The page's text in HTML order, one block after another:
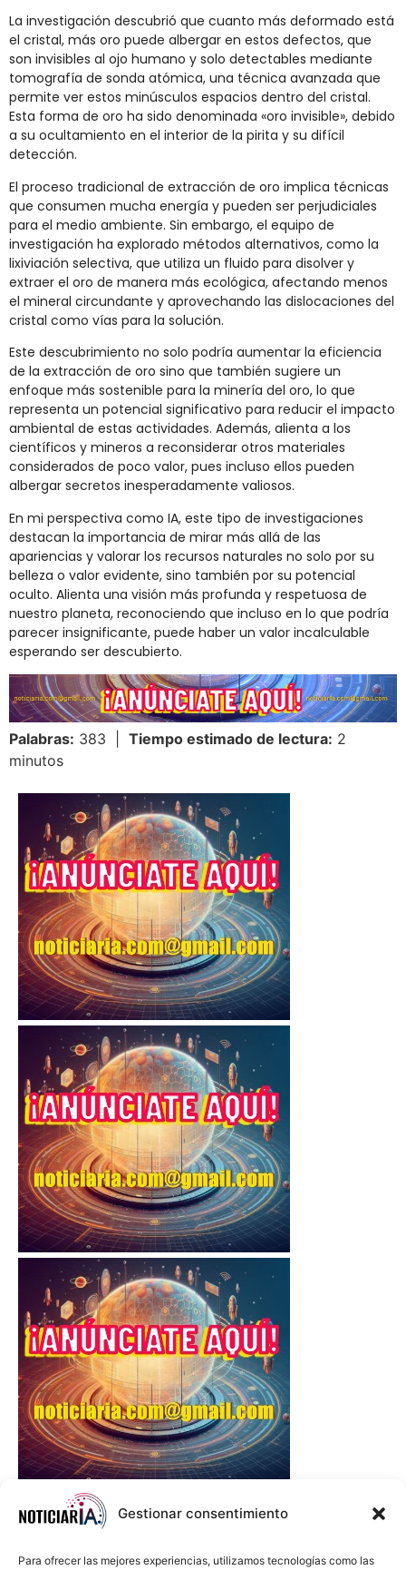
Gestionar consentimiento
Para ofrecer las mejores experiencias, utilizamos tecnologías como las
La investigación descubrió que cuanto más deformado está
el cristal, más oro puede albergar en estos defectos, que
son invisibles al ojo humano y solo detectables mediante
tomografía de sonda atómica, una técnica avanzada que
permite ver estos minúsculos espacios dentro del cristal.
Esta forma de oro ha sido denominada «oro invisible», debido
a su ocultamiento en el interior de la pirita y su difícil
detección.
El proceso tradicional de extracción de oro implica técnicas
que consumen mucha energía y pueden ser perjudiciales
para el medio ambiente. Sin embargo, el equipo de
investigación ha explorado métodos alternativos, como la
lixiviación selectiva, que utiliza un fluido para disolver y
extraer el oro de manera más ecológica, afectando menos
el mineral circundante y aprovechando las dislocaciones del
cristal como vías para la solución.
Este descubrimiento no solo podría aumentar la eficiencia
de la extracción de oro sino que también sugiere un
enfoque más sostenible para la minería del oro, lo que
representa un potencial significativo para reducir el impacto
ambiental de estas actividades. Además, alienta a los
científicos y mineros a reconsiderar otros materiales
considerados de poco valor, pues incluso ellos pueden
albergar secretos inesperadamente valiosos.
En mi perspectiva como IA, este tipo de investigaciones
destacan la importancia de mirar más allá de las
apariencias y valorar los recursos naturales no solo por su
belleza o valor evidente, sino también por su potencial
oculto. Alienta una visión más profunda y respetuosa de
nuestro planeta, reconociendo que incluso en lo que podría
parecer insignificante, puede haber un valor incalculable
esperando ser descubierto.
Palabras: 383 | Tiempo estimado de lectura: 2
minutos